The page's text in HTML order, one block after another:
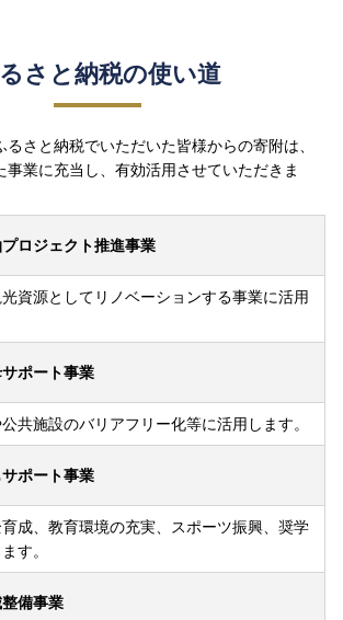
さと納税の使い道
さと納税でいただいた皆様からの寄附は、
事業に充当し、有効活用させていただきま
ロジェクト推進事業
資源としてリノベーションする事業に活用
ポート事業
共施設のバリアフリー化等に活用します。
ポート事業
成、教育環境の充実、スポーツ振興、奨学
す。
備事業